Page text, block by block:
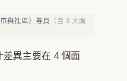
與社區〉專頁 （含 8 大面
異主要在 4 個面